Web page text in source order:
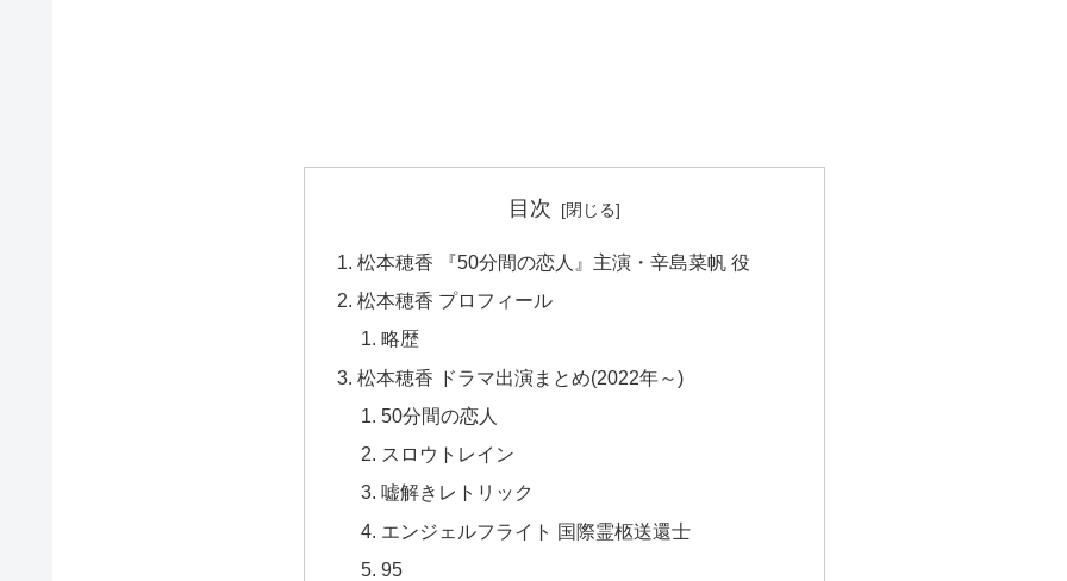
目次
松本穂香 『50分間の恋人』主演・辛島菜帆 役
松本穂香 プロフィール
略歴
松本穂香 ドラマ出演まとめ(2022年～)
50分間の恋人
スロウトレイン
嘘解きレトリック
エンジェルフライト 国際霊柩送還士
95